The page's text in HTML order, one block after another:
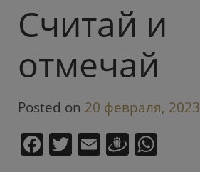
Считай и
отмечай
Posted on 20 февраля, 2023
F T E D